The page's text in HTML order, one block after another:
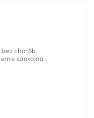
chorôb
spokojna .